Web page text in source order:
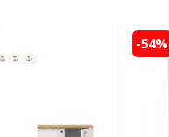
-54%